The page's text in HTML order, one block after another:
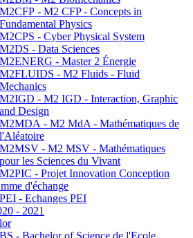
M2CFP - M2 CFP - Concepts in
Fundamental Physics
M2CPS - Cyber Physical System
M2DS - Data Sciences
M2ENERG - Master 2 Énergie
M2FLUIDS - M2 Fluids - Fluid
Mechanics
M2IGD - M2 IGD - Interaction, Graphic
and Design
M2MDA - M2 MdA - Mathématiques de
l'Aléatoire
M2MSV - M2 MSV - Mathématiques
pour les Sciences du Vivant
M2PIC - Projet Innovation Conception
d'échange
PEI - Echanges PEI
- 2021
BS - Bachelor of Science de l'Ecole